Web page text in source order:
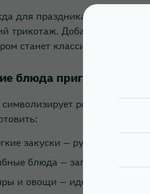
для праздника должна
трикотаж. Добавьте
станет классический
блюда приготовить на
символизирует роскошь и
закуски — рулетики,
блюда — запеченная
и овощи — идеальны для